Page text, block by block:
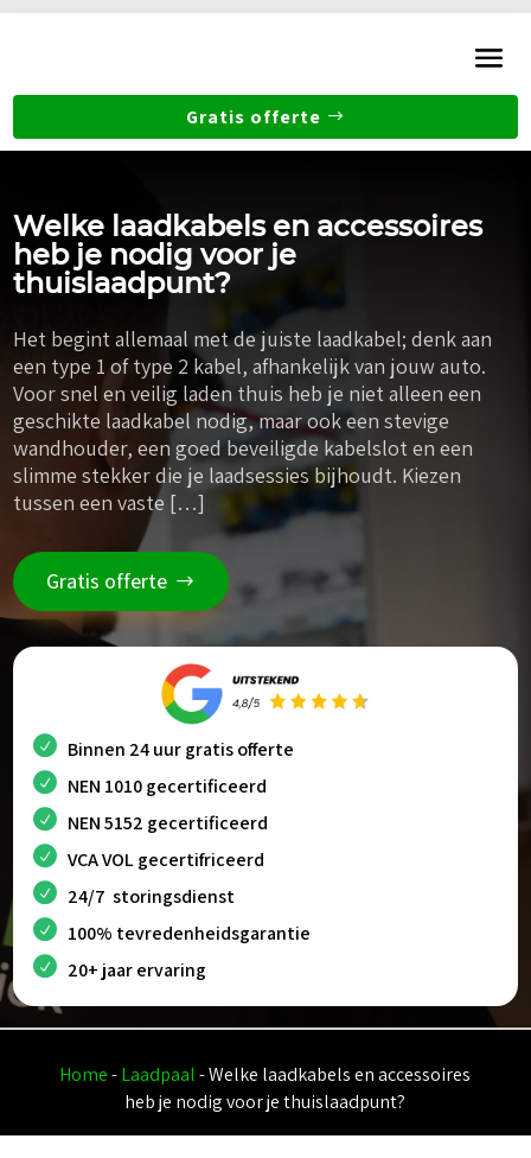
Gratis offerte
Welke laadkabels en accessoires
heb je nodig voor je
thuislaadpunt?
Het begint allemaal met de juiste laadkabel; denk aan
een type 1 of type 2 kabel, afhankelijk van jouw auto.
Voor snel en veilig laden thuis heb je niet alleen een
geschikte laadkabel nodig, maar ook een stevige
wandhouder, een goed beveiligde kabelslot en een
slimme stekker die je laadsessies bijhoudt. Kiezen
tussen een vaste […]
Gratis offerte
Binnen 24 uur gratis offerte
NEN 1010 gecertificeerd
NEN 5152 gecertificeerd
VCA VOL gecertifriceerd
24/7 storingsdienst
100% tevredenheidsgarantie
20+ jaar ervaring
Home-Laadpaal-Welke laadkabels en accessoires
heb je nodig voor je thuislaadpunt?